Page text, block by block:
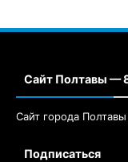
Сайт Полтавы —
Сайт города Полтавы
Подписаться